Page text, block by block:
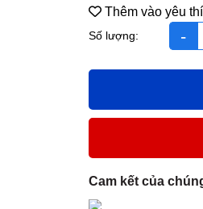
Kismom D3 Infants
Cam kết của
Thêm vào yêu